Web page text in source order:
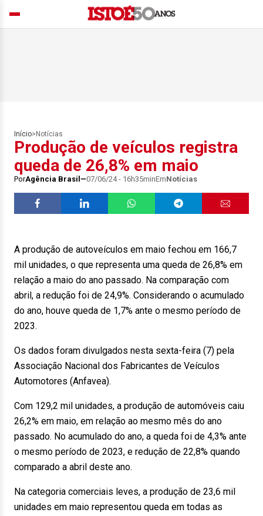
Início> Notícias
Produção de veículos registra
queda de 26,8% em maio
PorAgência Brasil 07/06/24 - 16h35minEmNotícias
A produção de autoveículos em maio fechou em 166,7
mil unidades, o que representa uma queda de 26,8% em
relação a maio do ano passado. Na comparação com
abril, a redução foi de 24,9%. Considerando o acumulado
do ano, houve queda de 1,7% ante o mesmo período de
2023.
Os dados foram divulgados nesta sexta-feira (7) pela
Associação Nacional dos Fabricantes de Veículos
Automotores (Anfavea).
Com 129,2 mil unidades, a produção de automóveis caiu
26,2% em maio, em relação ao mesmo mês do ano
passado. No acumulado do ano, a queda foi de 4,3% ante
o mesmo período de 2023, e redução de 22,8% quando
comparado a abril deste ano.
Na categoria comerciais leves, a produção de 23,6 mil
unidades em maio representou queda em todas as